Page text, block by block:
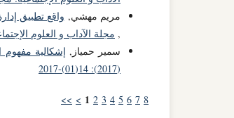
مريم مهشي, واقع تطبيق
, مجلة الآداب و العلوم الإجتماعية: مجلد 16 عدد 01
سمير حمياز, إشكالية مفهوم
(2017): 14(01)-2017
1 2 3 4 5 6 7 8
>
>>